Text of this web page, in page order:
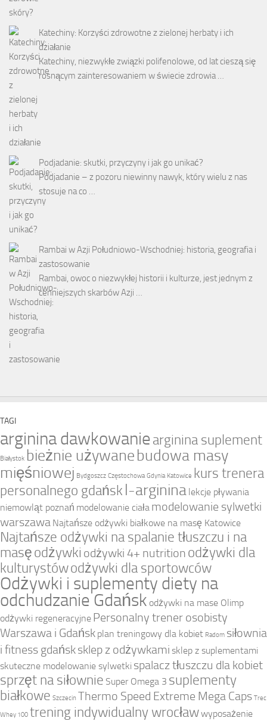
Katechiny: Korzyści zdrowotne z zielonej herbaty i ich
działanie
Katechiny, niezwykłe związki polifenolowe, od lat cieszą się
rosnącym zainteresowaniem w świecie zdrowia …
Podjadanie: skutki, przyczyny i jak go unikać?
Podjadanie – z pozoru niewinny nawyk, który wielu z nas
stosuje na co …
Rambai w Azji Południowo-Wschodniej: historia, geografia i
zastosowanie
Rambai, owoc o niezwykłej historii i kulturze, jest jednym z
cenniejszych skarbów Azji …
TAGI
arginina dawkowaniearginina suplement
Białystok bieżnie używanebudowa masy
mięśniowej Bydgoszcz Częstochowa Gdynia Katowice kurs trenera
personalnego gdańsk l-arginina lekcje pływania
niemowląt poznań modelowanie ciała modelowanie sylwetki
warszawa Najtańsze odżywki białkowe na masę Katowice
Najtańsze odżywki na spalanie tłuszczu i na
masęodżywki odżywki 4+ nutrition odżywki dla
kulturystówodżywki dla sportowców
Odżywki i suplementy diety na
odchudzanie Gdańsk odżywki na mase Olimp
odżywki regeneracyjne Personalny trener osobisty
Warszawa i Gdańsk plan treningowy dla kobiet Radom siłownia
i fitness gdańsksklep z odżywkami sklep z suplementami
skuteczne modelowanie sylwetki spalacz tłuszczu dla kobiet
sprzęt na siłownie Super Omega 3 suplementy
białkowe Szczecin Thermo Speed Extreme Mega Caps Trec
Whey 100 trening indywidualny wrocławwyposażenie